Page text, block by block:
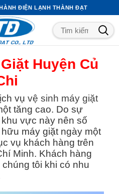
ĐIỆN LẠNH THÀNH ĐẠT
Huyện Củ
vụ vệ sinh máy giặt
tăng cao. Do sự
vực này nên số
máy giặt ngày một
vụ khách hàng trên
Minh. Khách hàng
tôi khi có nhu